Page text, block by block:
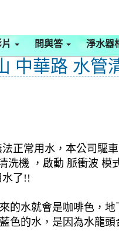
問與答 淨水器
中華路 水管
正常用水，本公司
機 ，啟動 脈衝波
了!!
的水就會是咖啡色，
色的水，是因為水龍